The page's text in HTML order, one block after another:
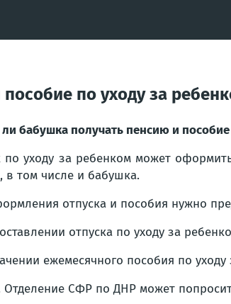
по уходу за
бабушка получать пенсию и
по уходу за ребенком может
в том числе и бабушка.
отпуска и пособия нужно
отпуска по уходу за
ежемесячного пособия по
СФР по ДНР может